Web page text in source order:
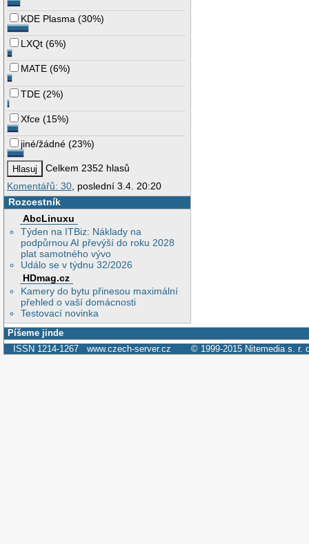
KDE Plasma (30%)
LXQt (6%)
MATE (6%)
TDE (2%)
Xfce (15%)
jiné/žádné (23%)
Celkem 2352 hlasů
Komentářů: 30 , poslední 3.4. 20:20
Rozcestník
AbcLinuxu
Týden na ITBiz: Náklady na
podpůrnou AI převýší do roku 2028
plat samotného vývo
Událo se v týdnu 32/2026
HDmag.cz
Kamery do bytu přinesou maximální
přehled o vaší domácnosti
Testovací novinka
Píšeme jinde
ISSN 1214-1267 www.czech-server.cz © 1999-2015 Nitemedia s. r.